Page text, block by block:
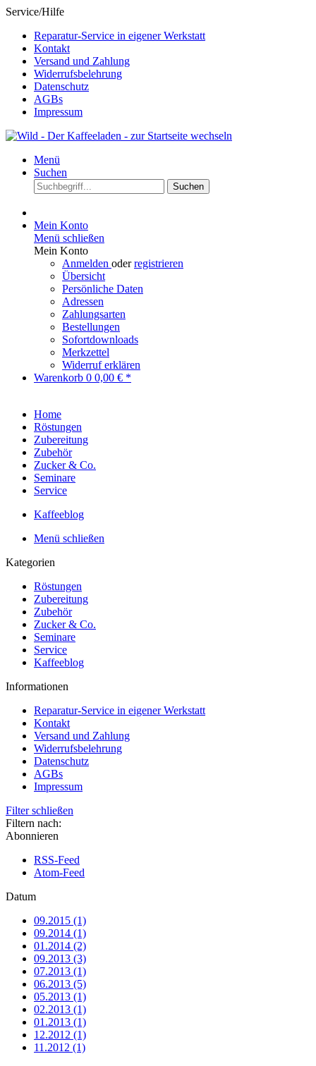
Service/Hilfe
Reparatur-Service in eigener Werkstatt
Kontakt
Versand und Zahlung
Widerrufsbelehrung
Datenschutz
AGBs
Impressum
Menü
Suchen
Suchen
Mein Konto
Menü schließen
Mein Konto
Anmelden oderregistrieren
Übersicht
Persönliche Daten
Adressen
Zahlungsarten
Bestellungen
Sofortdownloads
Merkzettel
Widerruf erklären
Warenkorb 0 0,00 € *
Home
Röstungen
Zubereitung
Zubehör
Zucker & Co.
Seminare
Service
Kaffeeblog
Menü schließen
Kategorien
Röstungen
Zubereitung
Zubehör
Zucker & Co.
Seminare
Service
Kaffeeblog
Informationen
Reparatur-Service in eigener Werkstatt
Kontakt
Versand und Zahlung
Widerrufsbelehrung
Datenschutz
AGBs
Impressum
Filter schließen
Filtern nach:
Abonnieren
RSS-Feed
Atom-Feed
Datum
09.2015 (1)
09.2014 (1)
01.2014 (2)
09.2013 (3)
07.2013 (1)
06.2013 (5)
05.2013 (1)
02.2013 (1)
01.2013 (1)
12.2012 (1)
11.2012 (1)